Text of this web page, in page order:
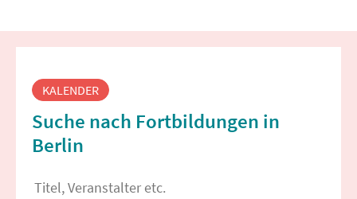
Fortbildungssuche
KALENDER
Suche nach Fortbildungen in
Berlin